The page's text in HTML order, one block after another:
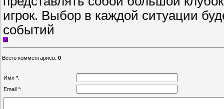
игрок. Выбор в каждой ситуации
событий
Всего комментариев: 0
Имя *:
Email *: